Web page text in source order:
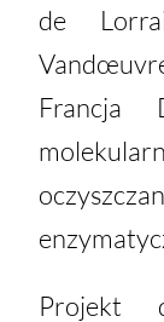
de
Francja
Projekt